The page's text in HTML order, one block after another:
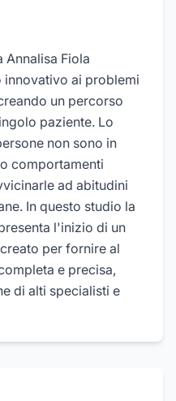
Annalisa Fiola
ai problemi
un percorso
paziente. Lo
non sono in
comportamenti
ad abitudini
In questo studio la
l'inizio di un
per fornire al
e precisa,
di alti specialisti e